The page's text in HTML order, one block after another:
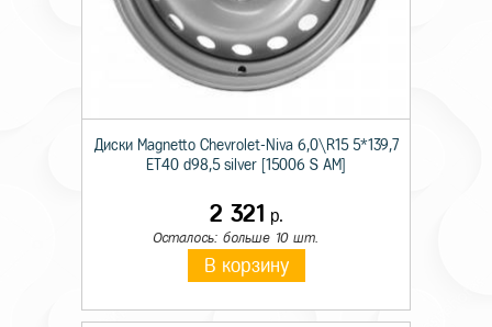
Диски Magnetto Chevrolet-Niva 6,0\R15 5*139,7
ET40 d98,5 silver [15006 S AM]
2 321 р.
Осталось: больше 10 шт.
В корзину